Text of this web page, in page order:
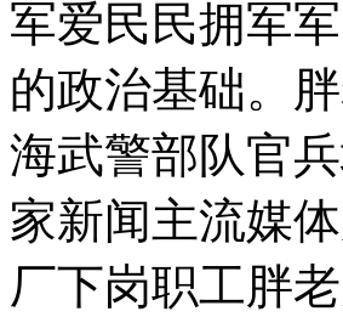
军爱民民拥军
的政治基础。
海武警部队官
家新闻主流媒
厂下岗职工胖